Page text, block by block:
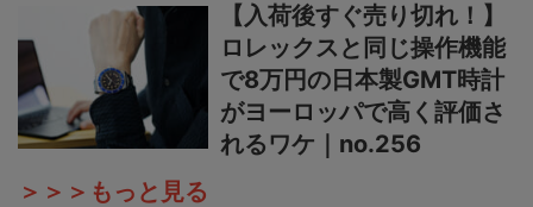
【入荷後すぐ売り切れ！】
ロレックスと同じ操作機能
で8万円の日本製GMT時計
がヨーロッパで高く評価さ
れるワケ｜no.256
＞＞＞もっと見る